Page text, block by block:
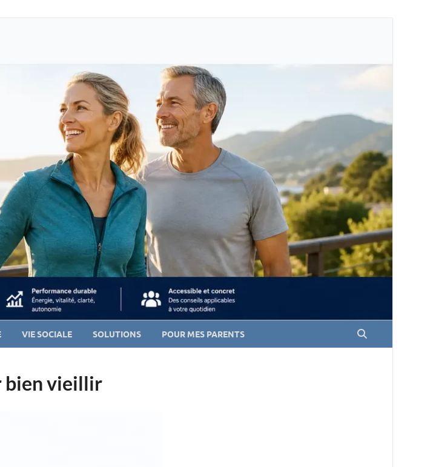
VIE SOCIALE SOLUTIONS POUR MES PARENTS
bien vieillir